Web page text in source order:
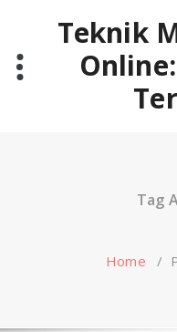
Teknik
Tag
Home /